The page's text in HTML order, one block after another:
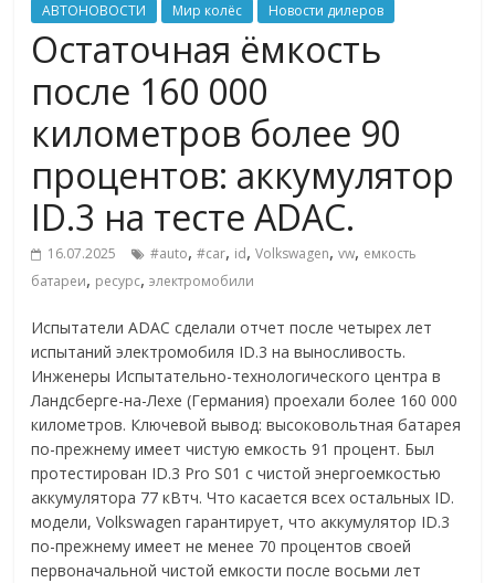
АВТОНОВОСТИ Мир колёс Новости дилеров
Остаточная ёмкость
после 160 000
километров более 90
процентов: аккумулятор
ID.3 на тесте ADAC.
16.07.2025 #auto,#car, id,Volkswagen,vw, емкость
батареи, ресурс,электромобили
Испытатели ADAC сделали отчет после четырех лет
испытаний электромобиля ID.3 на выносливость.
Инженеры Испытательно-технологического центра в
Ландсберге-на-Лехе (Германия) проехали более 160 000
километров. Ключевой вывод: высоковольтная батарея
по-прежнему имеет чистую емкость 91 процент. Был
протестирован ID.3 Pro S01 с чистой энергоемкостью
аккумулятора 77 кВтч. Что касается всех остальных ID.
модели, Volkswagen гарантирует, что аккумулятор ID.3
по-прежнему имеет не менее 70 процентов своей
первоначальной чистой емкости после восьми лет